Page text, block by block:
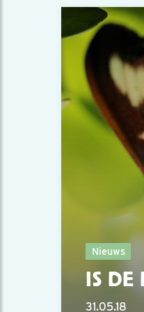
Nieuws
IS DE
31.05.18